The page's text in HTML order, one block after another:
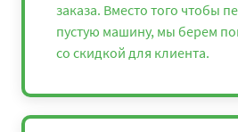
заказа. Вместо того чтобы
пустую машину, мы берем
со скидкой для клиента.